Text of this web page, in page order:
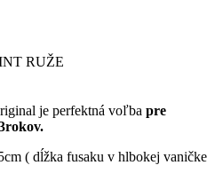
RUŽE
je perfektná voľba pre
( dĺžka fusaku v hlbokej vaničke